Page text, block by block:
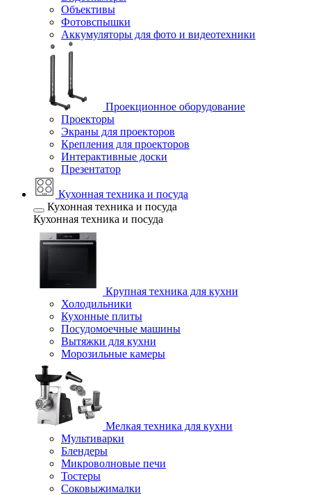
Объективы
Фотовспышки
Аккумуляторы для фото и видеотехники
Проекционное оборудование
Проекторы
Экраны для проекторов
Крепления для проекторов
Интерактивные доски
Презентатор
Кухонная техника и посуда
Кухонная техника и посуда
Кухонная техника и посуда
Крупная техника для кухни
Холодильники
Кухонные плиты
Посудомоечные машины
Вытяжки для кухни
Морозильные камеры
Мелкая техника для кухни
Мультиварки
Блендеры
Микроволновые печи
Тостеры
Соковыжималки